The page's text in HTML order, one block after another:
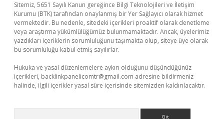
Sitemiz, 5651 Sayılı Kanun gereğince Bilgi Teknolojileri ve İletişim
Kurumu (BTK) tarafından onaylanmış bir Yer Sağlayıcı olarak hizmet
vermektedir. Bu nedenle, sitedeki içerikleri proaktif olarak denetleme
veya araştırma yükümlülüğümüz bulunmamaktadır. Ancak, üyelerimiz
yazdıkları içeriklerin sorumluluğunu taşımakta olup, siteye üye olarak
bu sorumluluğu kabul etmiş sayılırlar.
Hukuka ve yasal düzenlemelere aykırı olduğunu düşündüğünüz
içerikleri, backlinkpanelicomtr@gmail.com adresine bildirmeniz
halinde, ilgili içerikler yasal süre içerisinde sitemizden kaldırılacaktır.